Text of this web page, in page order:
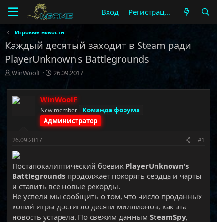
Вход Регистрация
Игровые новости
Каждый десятый заходит в Steam ради
PlayerUnknown's Battlegrounds
А
т
о
р
ы
WinWoolF
Д
т
а
н
а
ч
26.09.2017
WinWoolF
New member
Команда форума
Администратор
26.09.2017 #1
Постапокалиптический боевик PlayerUnknown's
Battlegrounds продолжает покорять сердца и чарты
и ставить всё новые рекорды.
Не успели мы сообщить о том, что число проданных
копий игры достигло десяти миллионов, как эта
новость устарела. По свежим данным SteamSpy,